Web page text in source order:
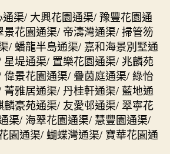
渠/ 大興花園通渠/ 豫豐花園通
花園通渠/ 帝濤灣通渠/ 掃管笏
/ 蟠龍半島通渠/ 嘉和海景別墅通
堤通渠/ 置樂花園通渠/ 兆麟苑
景花園通渠/ 疊茵庭通渠/ 綠怡
雅居通渠/ 丹桂軒通渠/ 藍地通
豪苑通渠/ 友愛邨通渠/ 翠寧花
渠/ 海翠花園通渠/ 慧豐園通渠/
園通渠/ 蝴蝶灣通渠/ 寶華花園通